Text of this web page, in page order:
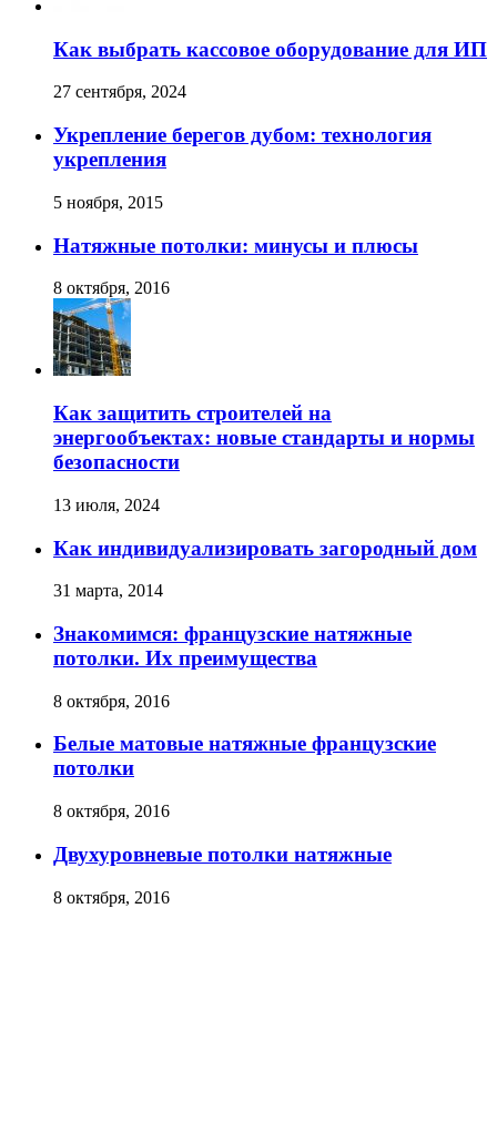
Как выбрать кассовое оборудование для ИП
27 сентября, 2024
Укрепление берегов дубом: технология
укрепления
5 ноября, 2015
Натяжные потолки: минусы и плюсы
8 октября, 2016
Как защитить строителей на
энергообъектах: новые стандарты и нормы
безопасности
13 июля, 2024
Как индивидуализировать загородный дом
31 марта, 2014
Знакомимся: французские натяжные
потолки. Их преимущества
8 октября, 2016
Белые матовые натяжные французские
потолки
8 октября, 2016
Двухуровневые потолки натяжные
8 октября, 2016